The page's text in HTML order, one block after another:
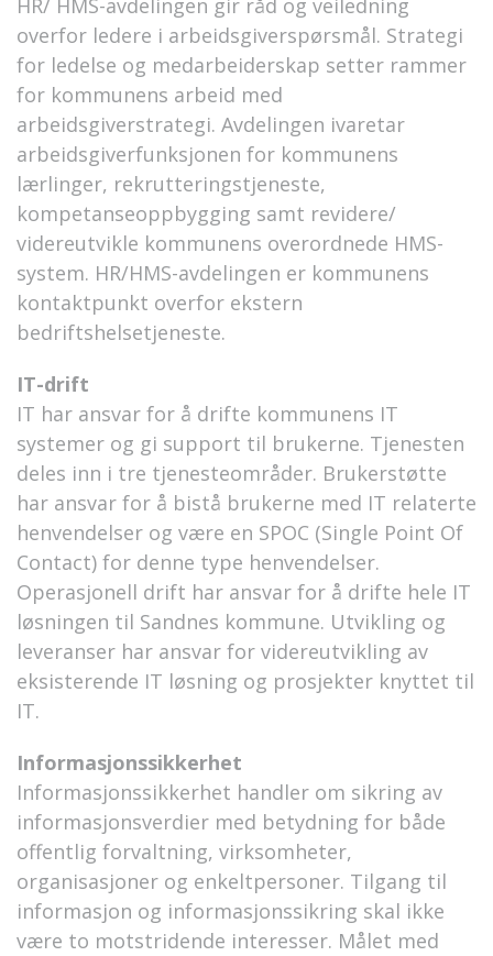
HR/ HMS-avdelingen gir råd og veiledning
overfor ledere i arbeidsgiverspørsmål. Strategi
for ledelse og medarbeiderskap setter rammer
for kommunens arbeid med
arbeidsgiverstrategi. Avdelingen ivaretar
arbeidsgiverfunksjonen for kommunens
lærlinger, rekrutteringstjeneste,
kompetanseoppbygging samt revidere/
videreutvikle kommunens overordnede HMS-
system. HR/HMS-avdelingen er kommunens
kontaktpunkt overfor ekstern
bedriftshelsetjeneste.
IT-drift
IT har ansvar for å drifte kommunens IT
systemer og gi support til brukerne. Tjenesten
deles inn i tre tjenesteområder. Brukerstøtte
har ansvar for å bistå brukerne med IT relaterte
henvendelser og være en SPOC (Single Point Of
Contact) for denne type henvendelser.
Operasjonell drift har ansvar for å drifte hele IT
løsningen til Sandnes kommune. Utvikling og
leveranser har ansvar for videreutvikling av
eksisterende IT løsning og prosjekter knyttet til
IT.
Informasjonssikkerhet
Informasjonssikkerhet handler om sikring av
informasjonsverdier med betydning for både
offentlig forvaltning, virksomheter,
organisasjoner og enkeltpersoner. Tilgang til
informasjon og informasjonssikring skal ikke
være to motstridende interesser. Målet med